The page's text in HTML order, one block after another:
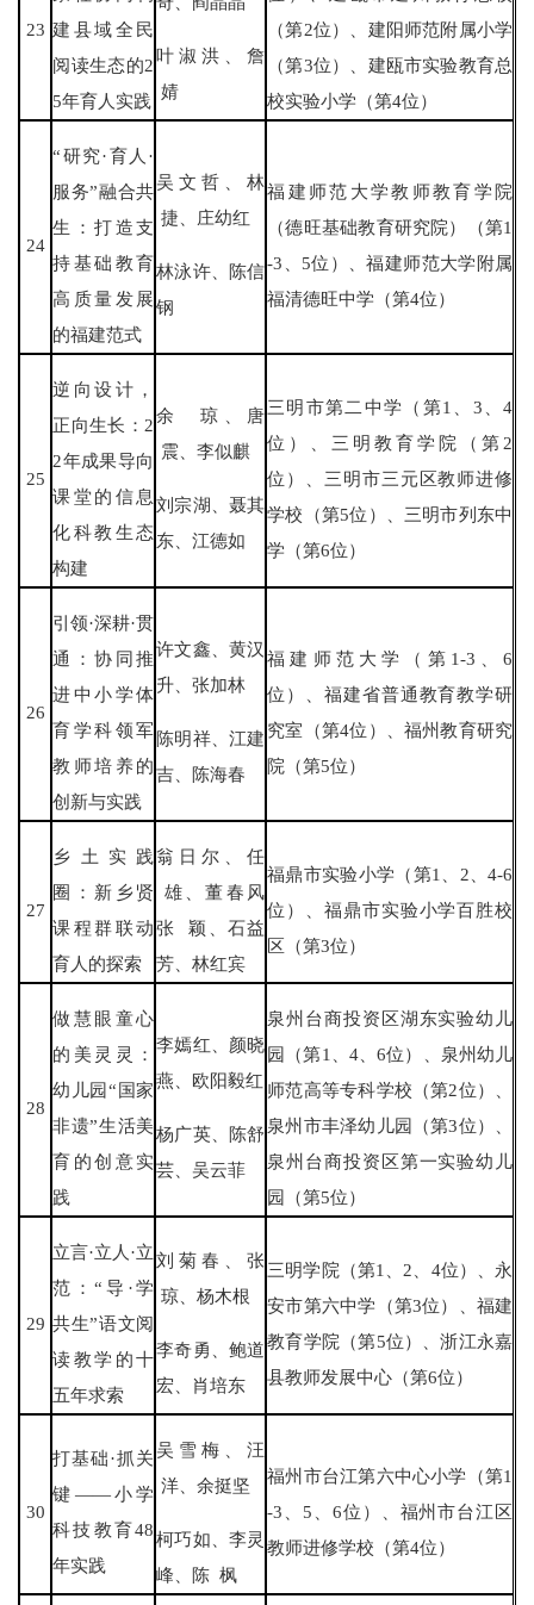
23 建县域全民
阅读生态的2
5年育人实践
叶淑洪、詹
婧
（第2位）、建阳师范附属小学
（第3位）、建瓯市实验教育总
校实验小学（第4位）
24
“研究·育人·
服务”融合共
生：打造支
持基础教育
高质量发展
的福建范式
吴文哲、林
捷、庄幼红
林泳许、陈信
钢
福建师范大学教师教育学院
（德旺基础教育研究院）（第1
-3、5位）、福建师范大学附属
福清德旺中学（第4位）
25
逆向设计，
正向生长：2
2年成果导向
课堂的信息
化科教生态
构建
余 琼、唐
震、李似麒
刘宗湖、聂其
东、江德如
三明市第二中学（第1、3、4
位）、三明教育学院（第2
位）、三明市三元区教师进修
学校（第5位）、三明市列东中
学（第6位）
26
引领·深耕·贯
通：协同推
进中小学体
育学科领军
教师培养的
创新与实践
许文鑫、黄汉
升、张加林
陈明祥、江建
吉、陈海春
福建师范大学（第1-3、6
位）、福建省普通教育教学研
究室（第4位）、福州教育研究
院（第5位）
27
乡土实践
圈：新乡贤
课程群联动
育人的探索
翁日尔、任
雄、董春风
张 颖、石益
芳、林红宾
福鼎市实验小学（第1、2、4-6
位）、福鼎市实验小学百胜校
区（第3位）
28
做慧眼童心
的美灵灵：
幼儿园“国家
非遗”生活美
育的创意实
践
李嫣红、颜晓
燕、欧阳毅红
杨广英、陈舒
芸、吴云菲
泉州台商投资区湖东实验幼儿
园（第1、4、6位）、泉州幼儿
师范高等专科学校（第2位）、
泉州市丰泽幼儿园（第3位）、
泉州台商投资区第一实验幼儿
园（第5位）
29
立言·立人·立
范：“导·学
共生”语文阅
读教学的十
五年求索
刘菊春、张
琼、杨木根
李奇勇、鲍道
宏、肖培东
三明学院（第1、2、4位）、永
安市第六中学（第3位）、福建
教育学院（第5位）、浙江永嘉
县教师发展中心（第6位）
30
打基础·抓关
键——小学
科技教育48
年实践
吴雪梅、汪
洋、余挺坚
柯巧如、李灵
峰、陈 枫
福州市台江第六中心小学（第1
-3、5、6位）、福州市台江区
教师进修学校（第4位）